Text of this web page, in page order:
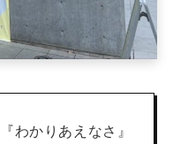
わかりあえなさ』